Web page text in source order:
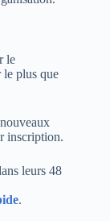
le
plus que
inscription.
leurs 48
.